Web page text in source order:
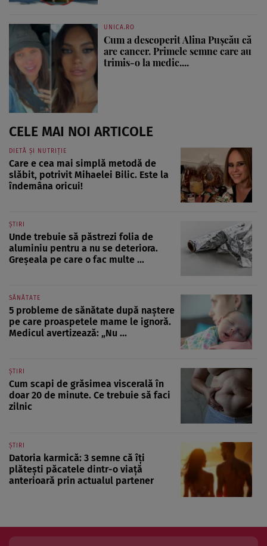
UNICA.RO
Cum a descoperit Alina Pușcău că
are cancer. Primele semne care au
trimis-o la medic....
CELE MAI NOI ARTICOLE
DIETĂ ȘI NUTRIȚIE
Care e cea mai simplă metodă de
slăbit, potrivit Mihaelei Bilic. Este la
îndemâna oricui!
ȘTIRI
Unde trebuie să păstrezi folia de
aluminiu pentru a nu se deteriora.
Greșeala pe care o fac multe ...
SĂNĂTATE
5 probleme de sănătate după naștere
pe care proaspetele mame le ignoră.
Medicul avertizează: „Nu ...
ȘTIRI
Cum scapi de grăsimea viscerală în
doar 20 de minute. Ce trebuie să faci
zilnic
ȘTIRI
Datoria karmică: 3 semne că îți
plătești păcatele dintr-o viață
anterioară prin actualul partener